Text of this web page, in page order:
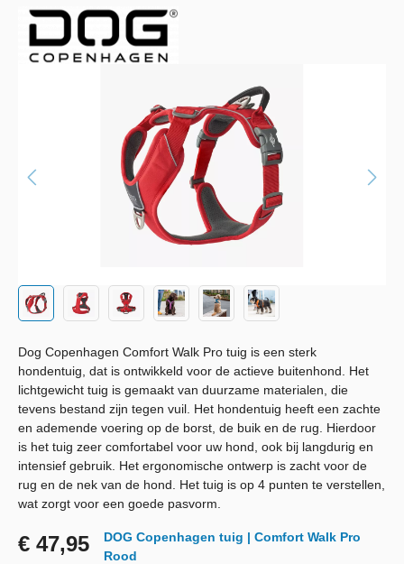
Dog Copenhagen Comfort Walk Pro tuig is een sterk
hondentuig, dat is ontwikkeld voor de actieve buitenhond. Het
lichtgewicht tuig is gemaakt van duurzame materialen, die
tevens bestand zijn tegen vuil. Het hondentuig heeft een zachte
en ademende voering op de borst, de buik en de rug. Hierdoor
is het tuig zeer comfortabel voor uw hond, ook bij langdurig en
intensief gebruik. Het ergonomische ontwerp is zacht voor de
rug en de nek van de hond. Het tuig is op 4 punten te verstellen,
wat zorgt voor een goede pasvorm.
€ 47,95
DOG Copenhagen tuig | Comfort Walk Pro
Rood